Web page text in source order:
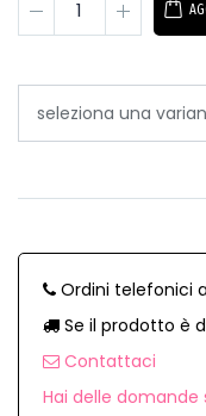
Ordini telefonici
Se il prodotto è
Contattaci
Hai delle domande